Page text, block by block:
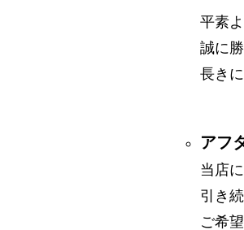
平素
誠に
長き
アフ
当店
引き
ご希